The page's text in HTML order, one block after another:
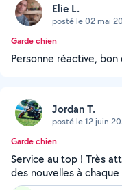
Elie L.
posté le 02 mai
Garde chien
Personne réactive,
Jordan T.
posté le 12 juin
Garde chien
Service au top ! Très
des nouvelles à chaque